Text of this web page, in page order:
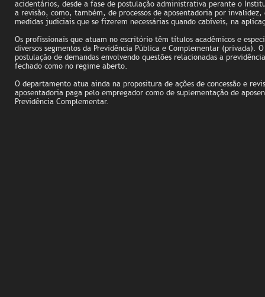
acidentários, desde a fase de postulação administrativa perante o
a revisão, como, também, de processos de aposentadoria por
medidas judiciais que se fizerem necessárias quando cabíveis, na
Os profissionais que atuam no escritório têm títulos acadêmicos e
diversos segmentos da Previdência Pública e Complementar (privada).
postulação de demandas envolvendo questões relacionadas a
fechado como no regime aberto.
O departamento atua ainda na propositura de ações de concessão e
aposentadoria paga pelo empregador como de suplementação de
Previdência Complementar.